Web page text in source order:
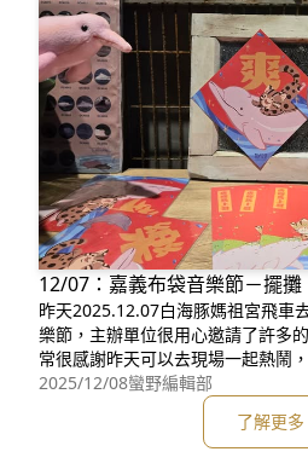
12/07：嘉義布袋音樂節－擺攤
昨天2025.12.07白海豚媽祖宮飛車
樂節，主辦單位很用心邀請了許多
常很感謝昨天可以去現場一起熱鬧
互動的大小朋友!!可是昨天其實發生
心的事，我們帶著 台灣石虎保育協
年馬年新春紅包袋+斗方」去展示，
會精心製作的捐款海報，而這款超
2025/12/08蠻野編輯部
了解更多